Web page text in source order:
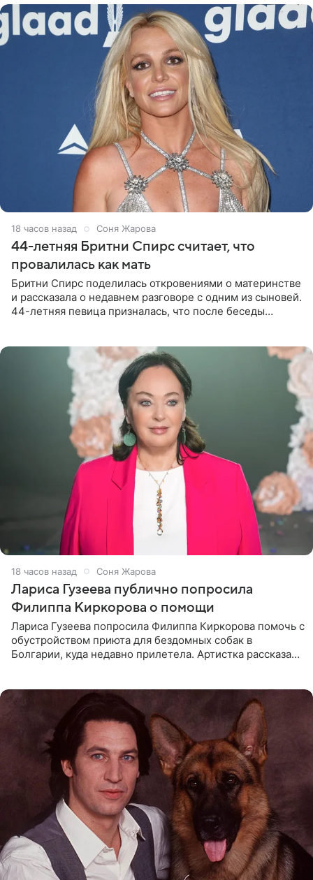
18 часов назад Соня Жарова
44-летняя Бритни Спирс считает, что
провалилась как мать
Бритни Спирс поделилась откровениями о материнстве
и рассказала о недавнем разговоре с одним из сыновей.
44-летняя певица призналась, что после беседы
18 часов назад Соня Жарова
Лариса Гузеева публично попросила
Филиппа Киркорова о помощи
Лариса Гузеева попросила Филиппа Киркорова помочь с
обустройством приюта для бездомных собак в
Болгарии, куда недавно прилетела. Артистка рассказала